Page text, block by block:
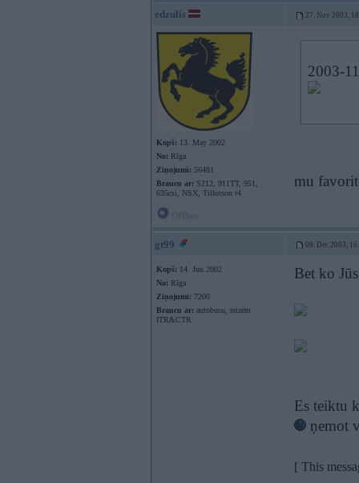
edzulis 27. Nov 2003,
Kopš: 13. May 2002
No: Rīga
Ziņojumi: 56481
Braucu ar: S212, 911TT, 951,
635csi, NSX, Tillotson t4
2003-
mu
gt99 09. Dec 2003,
Kopš: 14. Jun 2002
No: Rīga
Ziņojumi: 7200
Braucu ar: autobusu, reizēm
ITR&CTR
Bet ko
Es teiktu
ņemot
[ This